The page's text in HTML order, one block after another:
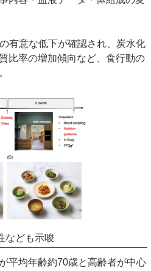
有意な低下が確認され、炭水化
比率の増加傾向など、食行動の
なども示唆
平均年齢約70歳と高齢者が中心